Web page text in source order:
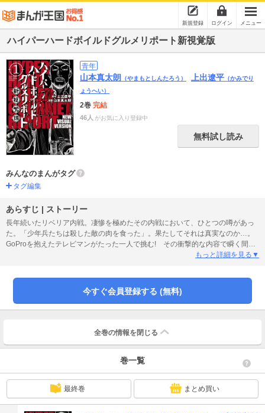
新規登録 ログイン メニュー
ハイパーハードボイルドグルメリポート新視覚版
青年
山本真太朗 （やまもとしんたろう） 上出遼平 （かみでり
ょうへい）
2巻 完結
46人 がお気に入り登録中
無料試し読み
みんなのまんがタグ
タグ編集
あらすじ | ストーリー
長年続いたリベリア内戦。凄惨を極めたその内戦において、ひとつの噂があっ
た。「少年兵たちは殺した敵の肉を食った」。果たしてそれは真実なのか…。
GoProを抱えたテレビマンがたった一人で挑む! その衝撃的な内容で瞬く間に
世間の話題を集め、エッジの効いた番組が数多いテレ東深夜番組の中でも群を
てコミカライズ!! 言うまでもなく、これはすべて実話である。
もっと詳細を見る▼
今すぐ会員登録する (無料)
全巻の情報を 閉じる
巻一覧
最終巻 まとめ買い